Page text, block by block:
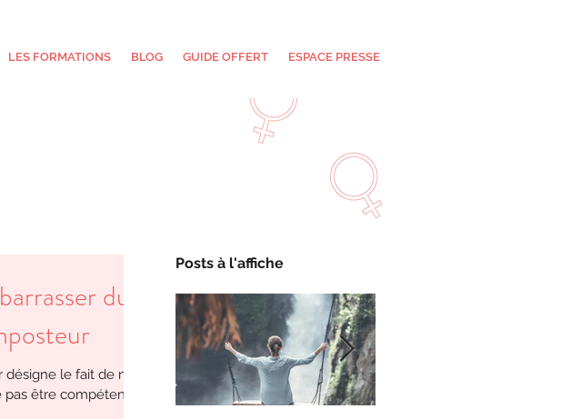
LES FORMATIONS BLOG GUIDE OFFERT ESPACE PRESSE
Posts à l'affiche
du
le fait de ne
être compétent